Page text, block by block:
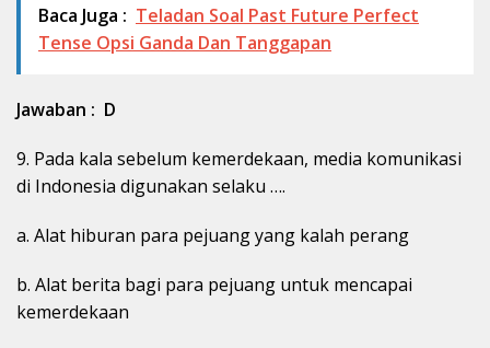
Baca Juga : Teladan Soal Past Future Perfect
Tense Opsi Ganda Dan Tanggapan
Jawaban : D
9. Pada kala sebelum kemerdekaan, media komunikasi
di Indonesia digunakan selaku ….
a. Alat hiburan para pejuang yang kalah perang
b. Alat berita bagi para pejuang untuk mencapai
kemerdekaan